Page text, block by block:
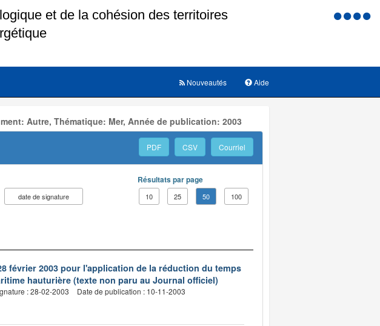
Menu
Aide
Nouveautés
Autre, Thématique: Mer, Année de publication: 2003
PDF CSV Courriel
date de signature
Résultats par page
10 25 50 100
février 2003 pour l'application de la réduction du temps
hauturière (texte non paru au Journal officiel)
: 28-02-2003 Date de publication : 10-11-2003